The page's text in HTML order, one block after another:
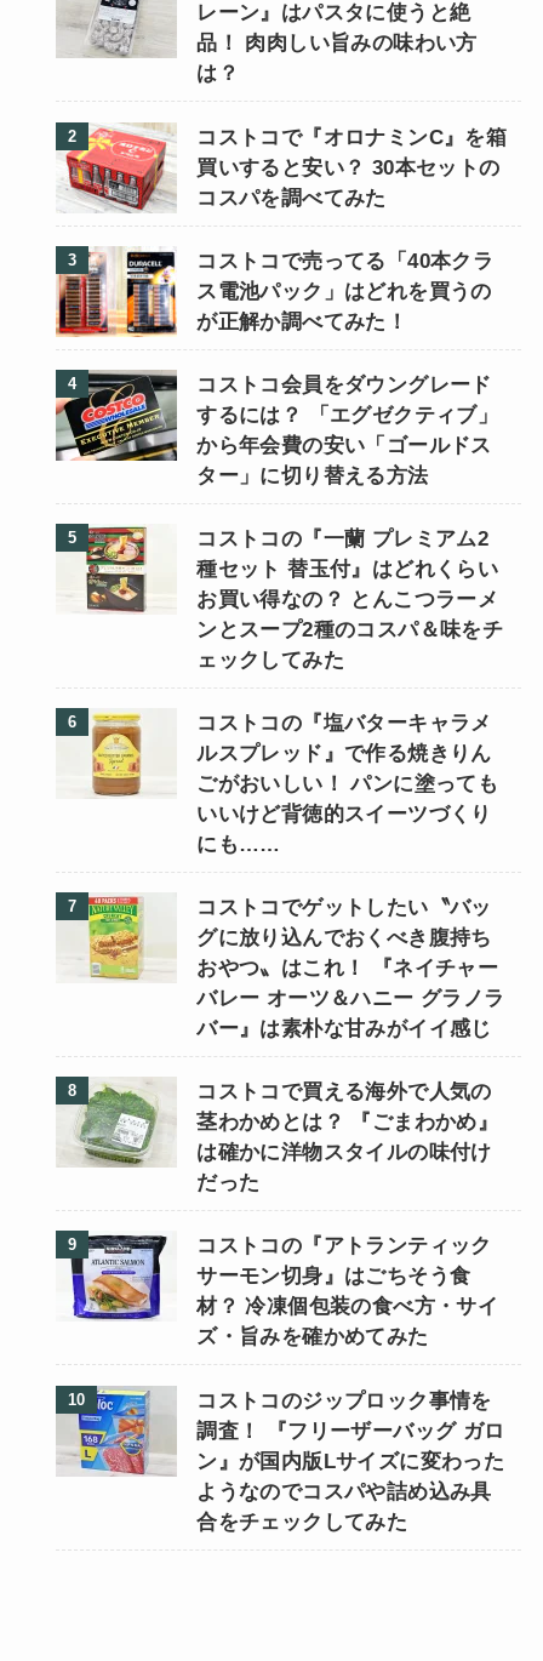
レーン』はパスタに使うと絶
品！ 肉肉しい旨みの味わい方
は？
コストコで『オロナミンC』を箱
買いすると安い？ 30本セットの
コスパを調べてみた
コストコで売ってる「40本クラ
ス電池パック」はどれを買うの
が正解か調べてみた！
コストコ会員をダウングレード
するには？ 「エグゼクティブ」
から年会費の安い「ゴールドス
ター」に切り替える方法
コストコの『一蘭 プレミアム2
種セット 替玉付』はどれくらい
お買い得なの？ とんこつラーメ
ンとスープ2種のコスパ＆味をチ
ェックしてみた
コストコの『塩バターキャラメ
ルスプレッド』で作る焼きりん
ごがおいしい！ パンに塗っても
いいけど背徳的スイーツづくり
にも……
コストコでゲットしたい〝バッ
グに放り込んでおくべき腹持ち
おやつ〟はこれ！ 『ネイチャー
バレー オーツ＆ハニー グラノラ
バー』は素朴な甘みがイイ感じ
コストコで買える海外で人気の
茎わかめとは？ 『ごまわかめ』
は確かに洋物スタイルの味付け
だった
コストコの『アトランティック
サーモン切身』はごちそう食
材？ 冷凍個包装の食べ方・サイ
ズ・旨みを確かめてみた
コストコのジップロック事情を
調査！ 『フリーザーバッグ ガロ
ン』が国内版Lサイズに変わった
ようなのでコスパや詰め込み具
合をチェックしてみた